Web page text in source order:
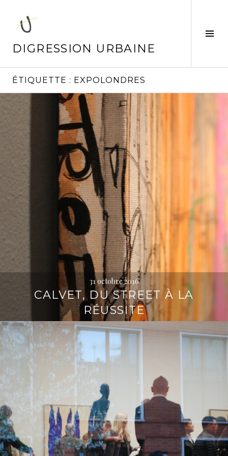
contenu
principal
DIGRESSION URBAINE
ÉTIQUETTE : EXPOLONDRES
31 octobre 2016
CALVET, DU STREET À LA
RÉUSSITE